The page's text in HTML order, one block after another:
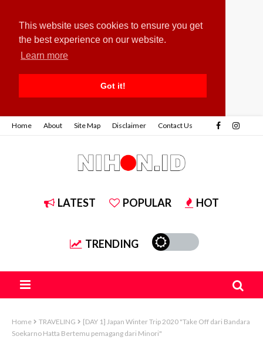
This website uses cookies to ensure you get
the best experience on our website.
Learn more
Got it!
Home About Site Map Disclaimer Contact Us
LATEST POPULAR HOT
TRENDING
Home TRAVELING
[DAY 1] Japan Winter Trip 2020 "Take Off dari Bandara
Soekarno Hatta Bertemu pemagang dari Minori"